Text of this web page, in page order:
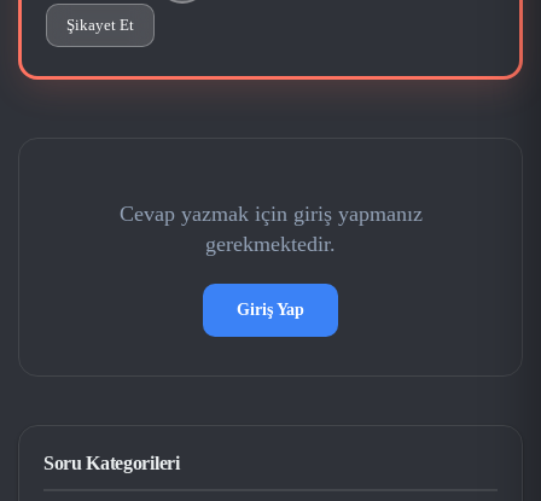
Şikayet Et
Cevap yazmak için giriş yapmanız
gerekmektedir.
Giriş Yap
Soru Kategorileri